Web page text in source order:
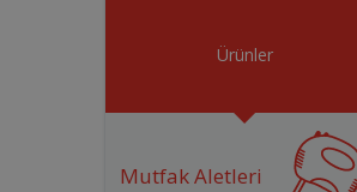
Ürünler
Mutfak Aletleri